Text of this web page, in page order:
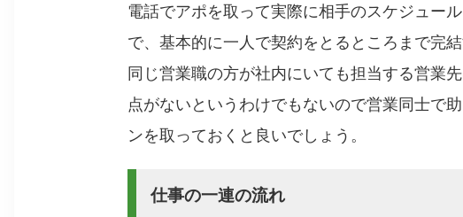
電話でアポを取って実際に相手のスケジュー
で、基本的に一人で契約をとるところまで完結
同じ営業職の方が社内にいても担当する営業
点がないというわけでもないので営業同士で
ンを取っておくと良いでしょう。
仕事の一連の流れ